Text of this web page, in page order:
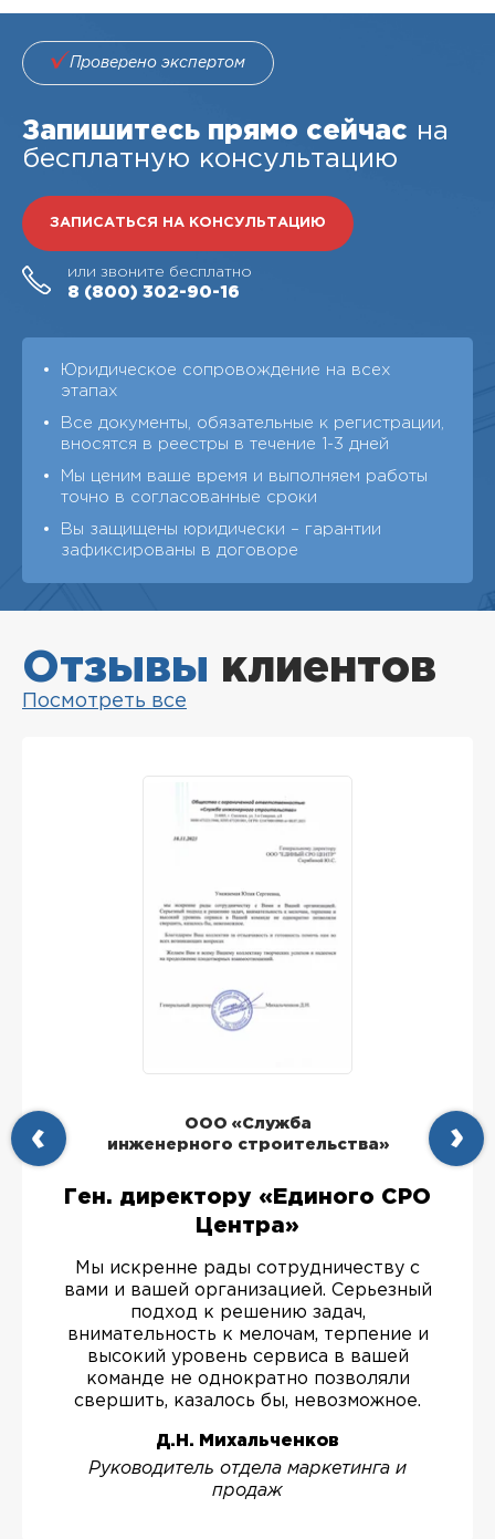
Проверено экспертом
Запишитесь прямо сейчас на
бесплатную консультацию
ЗАПИСАТЬСЯ НА КОНСУЛЬТАЦИЮ
или звоните бесплатно
8 (800) 302-90-16
Юридическое сопровождение на всех
этапах
Все документы, обязательные к регистрации,
вносятся в реестры в течение 1-3 дней
Мы ценим ваше время и выполняем работы
точно в согласованные сроки
Вы защищены юридически – гарантии
зафиксированы в договоре
Отзывы клиентов
Посмотреть все
ООО «Служба
инженерного строительства»
Ген. директору «Единого СРО
Центра»
Мы искренне рады сотрудничеству с
вами и вашей организацией. Серьезный
подход к решению задач,
внимательность к мелочам, терпение и
высокий уровень сервиса в вашей
команде не однократно позволяли
свершить, казалось бы, невозможное.
Д.Н. Михальченков
Руководитель отдела маркетинга и
продаж